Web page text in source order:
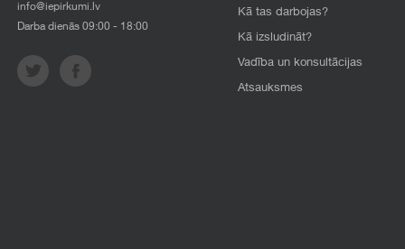
info@iepirkumi.lv
Darba dienās 09:00 - 18:00
Kā tas darbojas?
Kā izsludināt?
Vadība un konsultācijas
Atsauksmes